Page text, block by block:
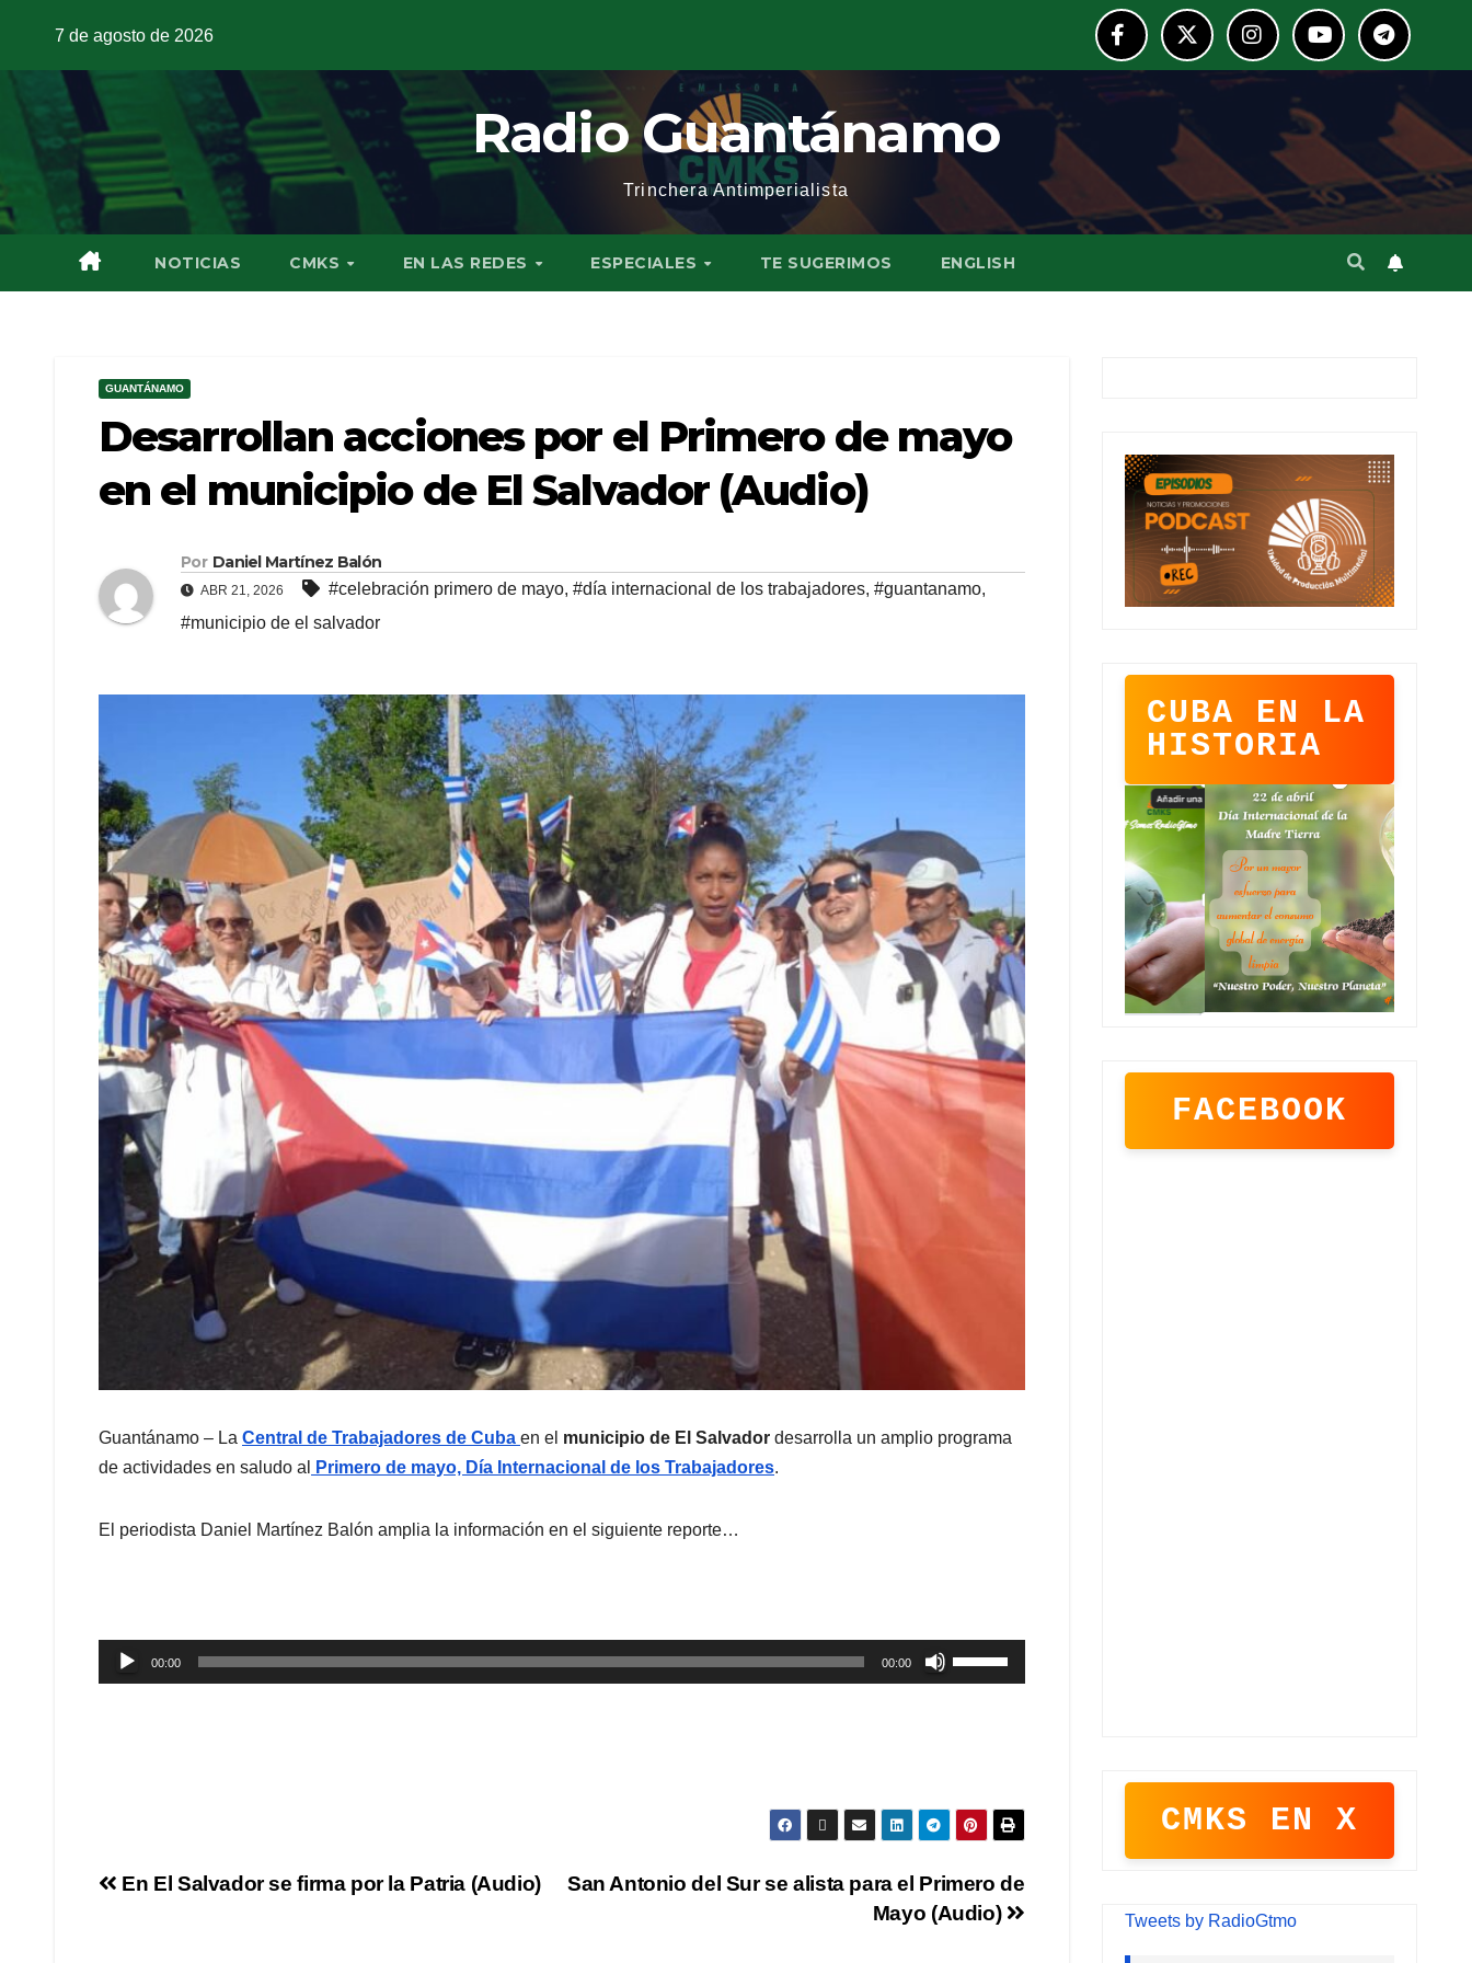
7 de agosto de 2026
Radio Guantánamo
Trinchera Antimperialista
NOTICIAS CMKS EN LAS REDES ESPECIALES TE SUGERIMOS ENGLISH
GUANTÁNAMO
Desarrollan acciones por el Primero de mayo
en el municipio de El Salvador (Audio)
Por Daniel Martínez Balón
ABR 21, 2026 #celebración primero de mayo, #día internacional de los trabajadores, #guantanamo,
#municipio de el salvador
Guantánamo – La Central de Trabajadores de Cuba en el municipio de El Salvador desarrolla un amplio programa
de actividades en saludo al
Primero de mayo, Día Internacional de los Trabajadores.
El periodista Daniel Martínez Balón amplia la información en el siguiente reporte…
Reproductor
de
00:00 00:00
Utiliza
las
para
o
disminuir
San Antonio del Sur se alista para el Primero de
Mayo (Audio)
En El Salvador se firma por la Patria (Audio)
CUBA EN LA
HISTORIA
FACEBOOK
CMKS EN X
Tweets by RadioGtmo